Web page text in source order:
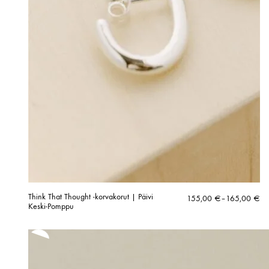
Think That Thought -korvakorut | Päivi
Keski-Pomppu
155,00 €–165,00 €
Hintaluokka: